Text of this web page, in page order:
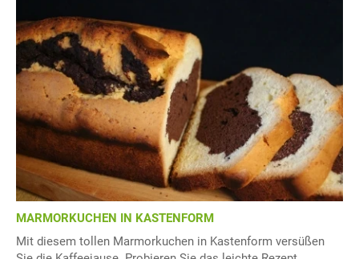
MARMORKUCHEN IN KASTENFORM
Mit diesem tollen Marmorkuchen in Kastenform versüßen